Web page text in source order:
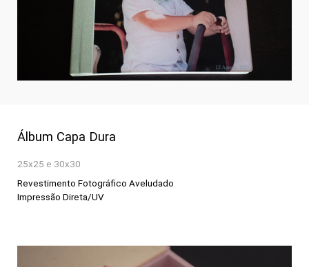
Álbum Capa Dura
25x25 e 30x30
Revestimento Fotográfico Aveludado
Impressão Direta/UV